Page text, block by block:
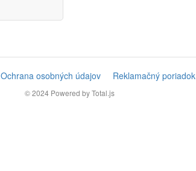
Ochrana osobných údajov Reklamačný poriadok
© 2024 Powered by Total.js